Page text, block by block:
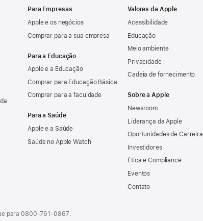
Para Empresas
Apple e os negócios
Comprar para a sua empresa
Para a Educação
Apple e a Educação
Comprar para Educação Básica
Comprar para a faculdade
Para a Saúde
Apple e a Saúde
Saúde no Apple Watch
Valores da Apple
Acessibilidade
Educação
Meio ambiente
Privacidade
Cadeia de fornecimento
Sobre a Apple
Newsroom
Liderança da Apple
Oportunidades de Carreira
Investidores
Ética e Compliance
Eventos
Contato
para0800-761-0867.